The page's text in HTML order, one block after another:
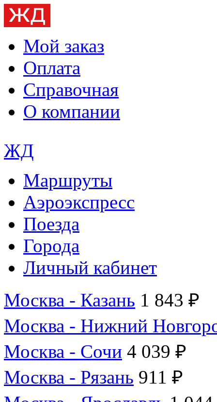
Мой заказ
Оплата
Справочная
О компании
ЖД
Маршруты
Аэроэкспресс
Поезда
Города
Личный кабинет
Москва - Казань 1 843 ₽
Москва - Нижний
Москва - Сочи 4 039 ₽
Москва - Рязань 911 ₽